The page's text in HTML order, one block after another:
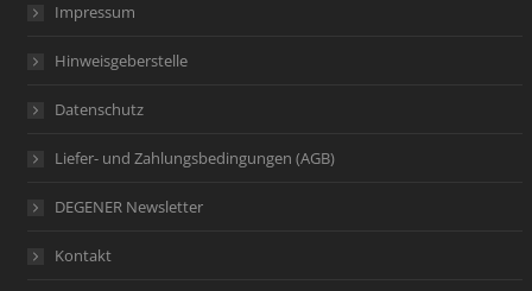
Impressum
Hinweisgeberstelle
Datenschutz
Liefer- und Zahlungsbedingungen (AGB)
DEGENER Newsletter
Kontakt